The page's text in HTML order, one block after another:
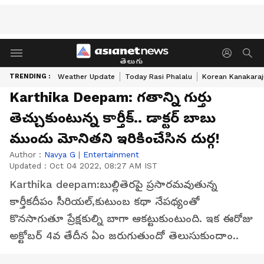
తెలుగు
TRENDING : Weather Update Today Rasi Phalalu Korean
Karthika Deepam: గతాన్ని గుర్తు
తెచ్చుకుంటున్న కార్తీక్.. డాక్టర్ బాబు
ముందు మోనితని ఇరికించేసిన దుర్గ!
Author : Navya G | Entertainment
Updated : Oct 04 2022, 08:27 AM IST
Karthika deepam:బుల్లితెరపై ప్రసారమవుతున్న
కార్తీకదీపం సీరియల్,కుటుంబ కథా నేపథ్యంతో
కొనసాగుతూ ప్రేక్షకుల్ని బాగా ఆకట్టుకుంటుంది. ఇక ఈరోజు
అక్టోబర్ 4వ తేదీన ఏం జరుగుతుందో తెలుసుకుందాం..